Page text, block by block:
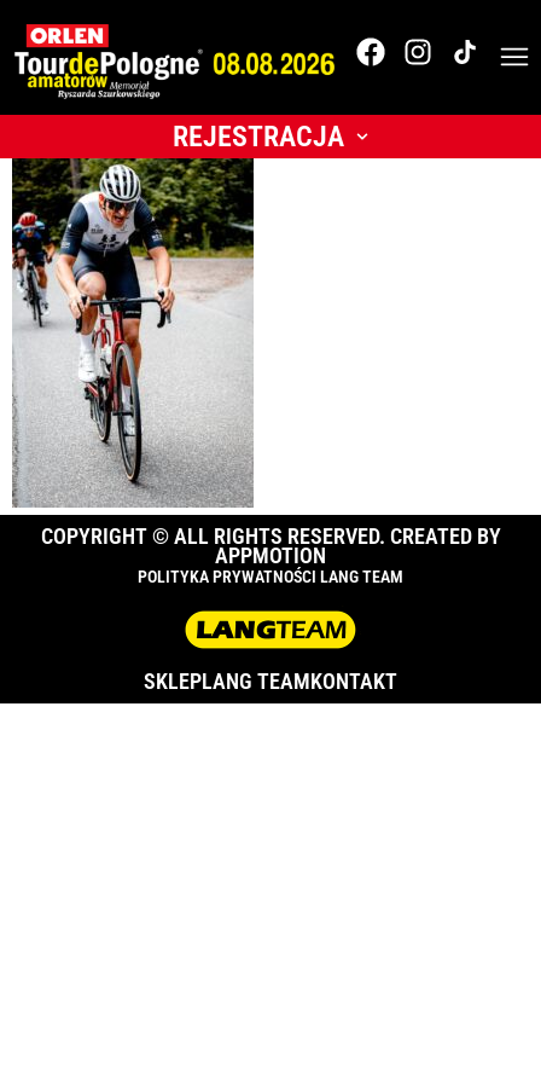
REJESTRACJA
Tomasz Śmietana-19
COPYRIGHT © ALL RIGHTS RESERVED. CREATED BY
APPMOTION
POLITYKA PRYWATNOŚCI LANG TEAM
SKLEPLANG TEAMKONTAKT